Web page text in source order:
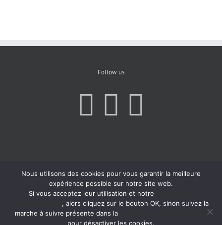
Follow us
Nous utilisons des cookies pour vous garantir la meilleure
expérience possible sur notre site web.
Si vous acceptez leur utilisation et notre
, alors cliquez sur le bouton OK, sinon suivez la
marche à suivre présente dans la
pour désactiver les cookies.